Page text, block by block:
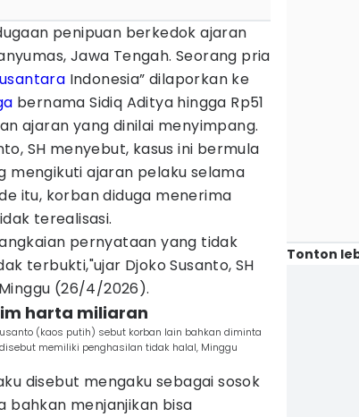
penipuan berkedok ajaran
Jawa Tengah. Seorang pria
Indonesia” dilaporkan ke
bernama Sidiq Aditya hingga Rp51
ajaran yang dinilai menyimpang.
SH menyebut, kasus ini bermula
mengikuti ajaran pelaku selama
itu, korban diduga menerima
terealisasi.
pernyataan yang tidak
terbukti,"ujar Djoko Susanto, SH
(26/4/2026).
harta miliaran
(kaos putih) sebut korban lain bahkan diminta
memiliki penghasilan tidak halal, Minggu
disebut mengaku sebagai sosok
bahkan menjanjikan bisa
Tonton